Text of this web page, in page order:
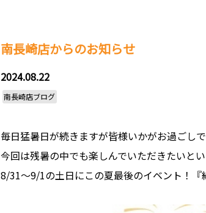
南長崎店からのお知らせ
2024.08.22
南長崎店ブログ
毎日猛暑日が続きますが皆様いかがお過ごし
今回は残暑の中でも楽しんでいただきたいと
8/31～9/1の土日にこの夏最後のイベント！